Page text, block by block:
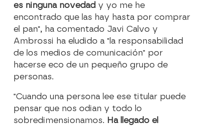
es ninguna novedad y yo me he
encontrado que las hay hasta por comprar
el pan", ha comentado Javi Calvo y
Ambrossi ha eludido a "la responsabilidad
de los medios de comunicación" por
hacerse eco de un pequeño grupo de
personas.
"Cuando una persona lee ese titular puede
pensar que nos odian y todo lo
sobredimensionamos. Ha llegado el